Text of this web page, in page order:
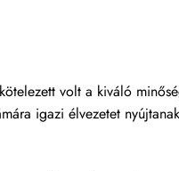
volt a kiváló
igazi élvezetet